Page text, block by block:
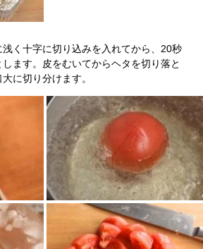
く十字に切り込みを入れてから、20秒
ます。皮をむいてからヘタを切り落と
に切り分けます。